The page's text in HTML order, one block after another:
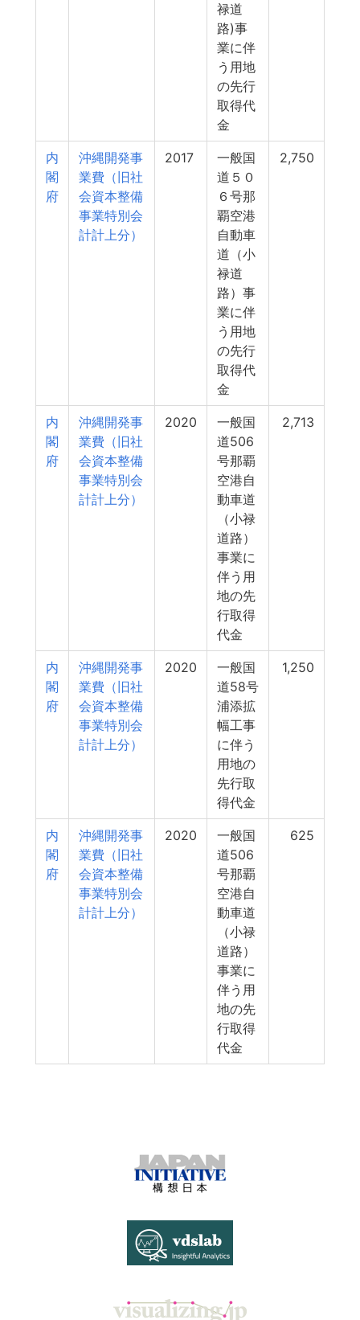
禄道
路)事
業に伴
う用地
の先行
取得代
金
内
閣
府
沖縄開発事
業費（旧社
会資本整備
事業特別会
計計上分）
2017
一般国
道５０
６号那
覇空港
自動車
道（小
禄道
路）事
業に伴
う用地
の先行
取得代
金
2,750
内
閣
府
沖縄開発事
業費（旧社
会資本整備
事業特別会
計計上分）
2020
一般国
道506
号那覇
空港自
動車道
（小禄
道路）
事業に
伴う用
地の先
行取得
代金
2,713
内
閣
府
沖縄開発事
業費（旧社
会資本整備
事業特別会
計計上分）
2020
一般国
道58号
浦添拡
幅工事
に伴う
用地の
先行取
得代金
1,250
内
閣
府
沖縄開発事
業費（旧社
会資本整備
事業特別会
計計上分）
2020
一般国
道506
号那覇
空港自
動車道
（小禄
道路）
事業に
伴う用
地の先
行取得
代金
625